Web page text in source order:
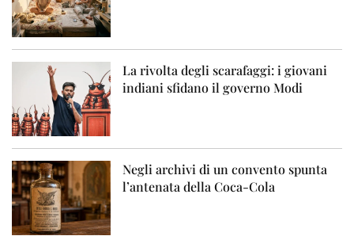
La rivolta degli scarafaggi: i giovani
indiani sfidano il governo Modi
Negli archivi di un convento spunta
l’antenata della Coca-Cola